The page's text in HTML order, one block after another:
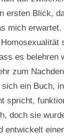
ersten Blick,
mich
es belehren
zum
ein Buch,
spricht,
doch sie